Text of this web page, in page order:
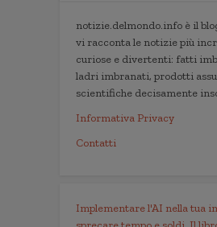
notizie.delmondo.info è il
vi racconta le notizie più
curiose e divertenti: fatti
ladri imbranati, prodotti
scientifiche decisamente
Informativa Privacy
Contatti
Implementare l'AI nella tua